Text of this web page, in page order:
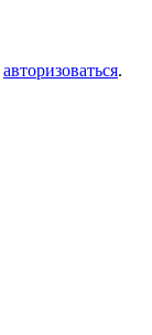
авторизоваться.